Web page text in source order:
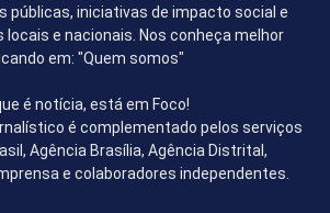
públicas, iniciativas de impacto social e
e nacionais. Nos conheça melhor
em: "Quem somos"
é notícia, está em Foco!
é complementado pelos serviços
Agência Brasília, Agência Distrital,
e colaboradores independentes.